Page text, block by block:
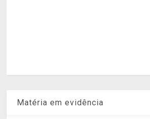
Matéria em evidência